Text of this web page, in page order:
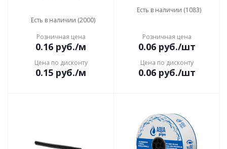
Есть в наличии (2000)
Розничная цена
0.16 руб./м
Цена по дисконту
0.15 руб./м
Есть в наличии (1083)
Розничная цена
0.06руб./шт
Цена по дисконту
0.06руб./шт